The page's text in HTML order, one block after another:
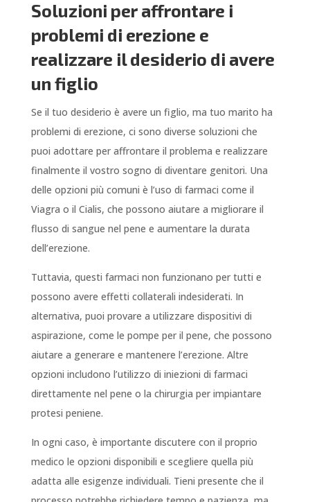
Soluzioni per affrontare i
problemi di erezione e
realizzare il desiderio di avere
un figlio
Se il tuo desiderio è avere un figlio, ma tuo marito ha
problemi di erezione, ci sono diverse soluzioni che
puoi adottare per affrontare il problema e realizzare
finalmente il vostro sogno di diventare genitori. Una
delle opzioni più comuni è l’uso di farmaci come il
Viagra o il Cialis, che possono aiutare a migliorare il
flusso di sangue nel pene e aumentare la durata
dell’erezione.
Tuttavia, questi farmaci non funzionano per tutti e
possono avere effetti collaterali indesiderati. In
alternativa, puoi provare a utilizzare dispositivi di
aspirazione, come le pompe per il pene, che possono
aiutare a generare e mantenere l’erezione. Altre
opzioni includono l’utilizzo di iniezioni di farmaci
direttamente nel pene o la chirurgia per impiantare
protesi peniene.
In ogni caso, è importante discutere con il proprio
medico le opzioni disponibili e scegliere quella più
adatta alle esigenze individuali. Tieni presente che il